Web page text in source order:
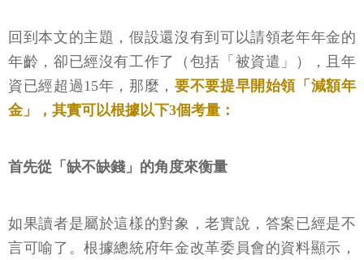
回到本文的主題，假設還沒有到可以請領老年年金的
年齡，卻已經沒有工作了（包括「被資遣」），且年
資已經超過15年，那麼， 要不要提早開始領「減額年
金」，其實可以根據以下3個考量：
首先從「缺不缺錢」的角度來衡量
如果讀者是屬於這樣的對象，老實說，答案已經是不
言可喻了。根據總統府年金改革委員會的資料顯示，